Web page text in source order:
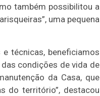
também possibilitou a
uma pequena
técnicas, beneficiamos
condições de vida de
da Casa, que
do território”, destacou